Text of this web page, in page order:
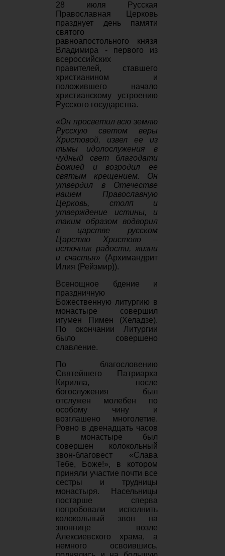
28 июля Русская
Православная Церковь
празднует день памяти
святого
равноапостольного князя
Владимира - первого из
всероссийских
правителей, ставшего
христианином и
положившего начало
христианскому устроению
Русского государства.
«Он просветил всю землю
Русскую светом веры
Христовой, извел ее из
тьмы идолослужения в
чудный свет благодати
Божией и возродил ее
святым крещением. Он
утвердил в Отечестве
нашем Православную
Церковь, столп и
утверждение истины, и
таким образом водворил
в царстве русском
Царство Христово –
источник радости, жизни
и счастья» (Архимандрит
Илия (Рейзмир)).
Всенощное бдение и
праздничную
Божественную литургию в
монастыре совершил
игумен Пимен (Хеладзе).
По окончании Литургии
было совершено
славление.
По благословению
Святейшего Патриарха
Кирилла, после
богослужения был
отслужен молебен по
особому чину и
возглашено многолетие.
Ровно в двенадцать часов
в монастыре был
совершен колокольный
звон-благовест «Слава
Тебе, Боже!», в котором
приняли участие почти все
сестры и трудницы
монастыря. Насельницы
постарше сперва
попробовали исполнить
колокольный звон на
звоннице возле
Алексиевского храма, а
немного освоившись,